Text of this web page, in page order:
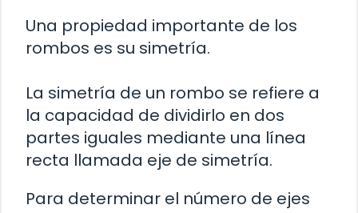
Una propiedad importante de los
rombos es su simetría.
La simetría de un rombo se refiere a
la capacidad de dividirlo en dos
partes iguales mediante una línea
recta llamada eje de simetría.
Para determinar el número de ejes